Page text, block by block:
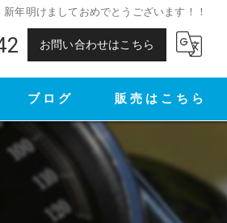
新年明けましておめでとうございます！！
お問い合わせはこちら
ブログ 販売はこちら
ヤフオク
メルカリ